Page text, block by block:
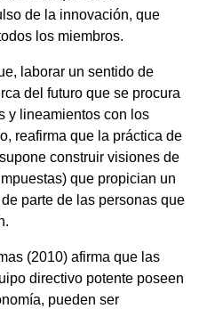
de la innovación, que
los miembros.
laborar un sentido de
del futuro que se procura
y lineamientos con los
reafirma que la práctica de
construir visiones de
que propician un
parte de las personas que
(2010) afirma que las
directivo potente poseen
pueden ser